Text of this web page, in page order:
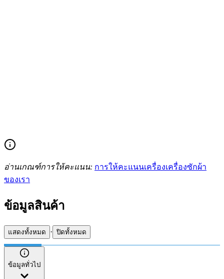
อ่านเกณฑ์การให้คะแนน: การให้คะแนนเครื่องเครื่องซักผ้า
ของเรา
ข้อมูลสินค้า
แสดงทั้งหมด · ปิดทั้งหมด
ข้อมูลทั่วไป